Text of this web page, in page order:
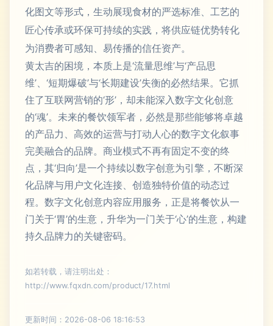
化图文等形式，生动展现食材的严选标准、工艺的
匠心传承或环保可持续的实践，将供应链优势转化
为消费者可感知、易传播的信任资产。
黄太吉的困境，本质上是‘流量思维’与‘产品思
维’、‘短期爆破’与‘长期建设’失衡的必然结果。它抓
住了互联网营销的‘形’，却未能深入数字文化创意
的‘魂’。未来的餐饮领军者，必然是那些能够将卓越
的产品力、高效的运营与打动人心的数字文化叙事
完美融合的品牌。商业模式不再有固定不变的终
点，其‘归向’是一个持续以数字创意为引擎，不断深
化品牌与用户文化连接、创造独特价值的动态过
程。数字文化创意内容应用服务，正是将餐饮从一
门关于‘胃’的生意，升华为一门关于‘心’的生意，构建
持久品牌力的关键密码。
如若转载，请注明出处：
http://www.fqxdn.com/product/17.html
更新时间：2026-08-06 18:16:53